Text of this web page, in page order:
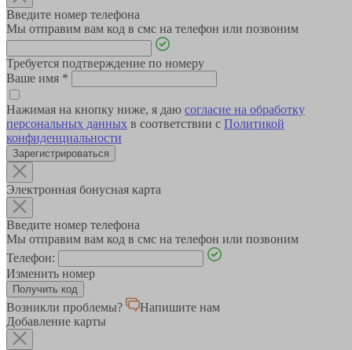
Введите номер телефона
Мы отправим вам код в смс на телефон или позвоним
Требуется подтверждение по номеру
Ваше имя *
Нажимая на кнопку ниже, я даю согласие на обработку
персональных данных в соответствии с Политикой
конфиденциальности
Зарегистрироваться
Электронная бонусная карта
Введите номер телефона
Мы отправим вам код в смс на телефон или позвоним
Телефон:
Изменить номер
Возникли проблемы?
Напишите нам
Добавление карты